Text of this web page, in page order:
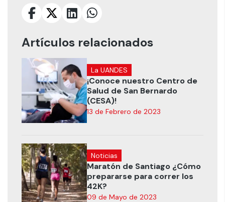
Artículos relacionados
La UANDES
¡Conoce nuestro Centro de
Salud de San Bernardo
(CESA)!
13 de Febrero de 2023
Noticias
Maratón de Santiago ¿Cómo
prepararse para correr los
42K?
09 de Mayo de 2023